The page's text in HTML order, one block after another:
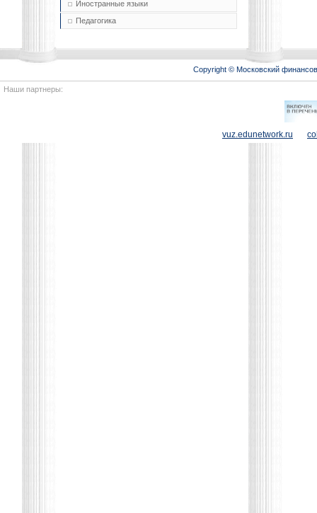
Иностранные языки
Педагогика
Copyright © Московский
Наши партнеры:
vuz.edunetwork.ru